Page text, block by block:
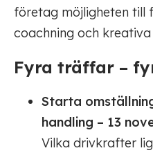
företag möjligheten till
coachning och
Fyra träffar –
Starta
handling – 13
Vilka drivkrafter